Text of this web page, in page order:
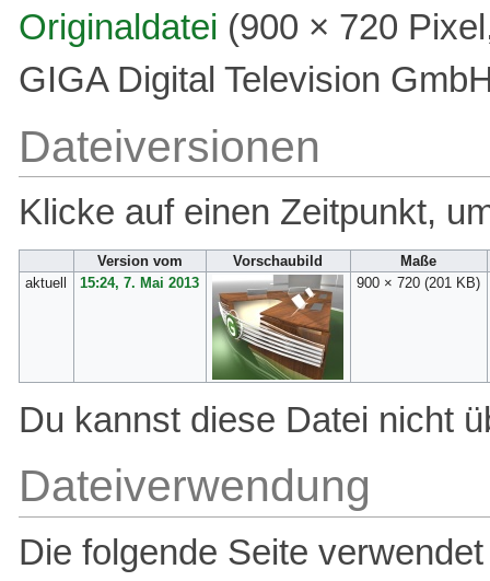
Originaldatei (900 × 720
GIGA Digital Television
Dateiversionen
Klicke auf einen Zeitpunkt,
Version vom Vorschaubild
Maße
aktuell
15:24, 7. Mai 2013 900 × 720(201 KB)
Du kannst diese Datei nicht
Dateiverwendung
Die folgende Seite